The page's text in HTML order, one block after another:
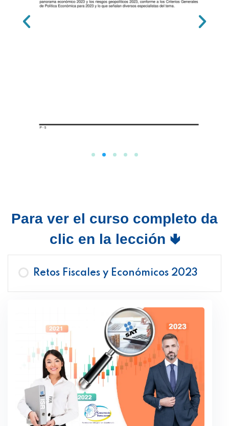
Para ver el curso completo da
clic en la lección 🢃
Retos Fiscales y Económicos 2023